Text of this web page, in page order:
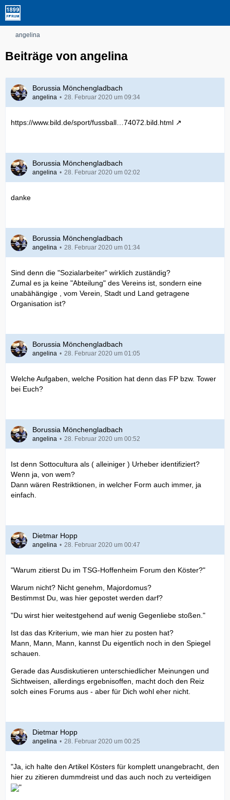
angelina
Beiträge von angelina
Borussia Mönchengladbach
angelina 28. Februar 2020 um 09:34
https://www.bild.de/sport/fussball…74072.bild.html
Borussia Mönchengladbach
angelina 28. Februar 2020 um 02:02
danke
Borussia Mönchengladbach
angelina 28. Februar 2020 um 01:34
Sind denn die "Sozialarbeiter" wirklich zuständig?
Zumal es ja keine "Abteilung" des Vereins ist, sondern eine
unabähängige , vom Verein, Stadt und Land getragene
Organisation ist?
Borussia Mönchengladbach
angelina 28. Februar 2020 um 01:05
Welche Aufgaben, welche Position hat denn das FP bzw. Tower
bei Euch?
Borussia Mönchengladbach
angelina 28. Februar 2020 um 00:52
Ist denn Sottocultura als ( alleiniger ) Urheber identifiziert?
Wenn ja, von wem?
Dann wären Restriktionen, in welcher Form auch immer, ja
einfach.
Dietmar Hopp
angelina 28. Februar 2020 um 00:47
"Warum zitierst Du im TSG-Hoffenheim Forum den Köster?"
Warum nicht? Nicht genehm, Majordomus?
Bestimmst Du, was hier gepostet werden darf?
"Du wirst hier weitestgehend auf wenig Gegenliebe stoßen."
Ist das das Kriterium, wie man hier zu posten hat?
Mann, Mann, Mann, kannst Du eigentlich noch in den Spiegel
schauen.
Gerade das Ausdiskutieren unterschiedlicher Meinungen und
Sichtweisen, allerdings ergebnisoffen, macht doch den Reiz
solch eines Forums aus - aber für Dich wohl eher nicht.
Dietmar Hopp
angelina 28. Februar 2020 um 00:25
"Ja, ich halte den Artikel Kösters für komplett unangebracht, den
hier zu zitieren dummdreist und das auch noch zu verteidigen
"